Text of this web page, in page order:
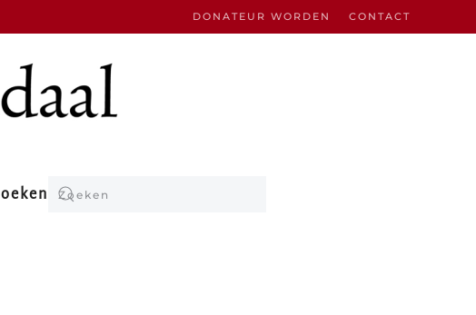
DONATEUR WORDEN CONTACT